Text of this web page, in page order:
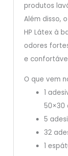
produtos
Além disso,
HP Látex à
odores
e
O que vem
1
50×30
5
32
1